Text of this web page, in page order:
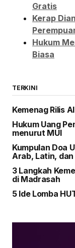
Gratis
Kerap
Hukum
Biasa
TERKINI
Kemenag Rilis
Hukum Uang
menurut MUI
Kumpulan Doa
Arab, Latin,
3 Langkah
di Madrasah
5 Ide Lomba